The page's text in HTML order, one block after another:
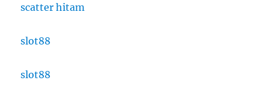
scatter hitam
slot88
slot88